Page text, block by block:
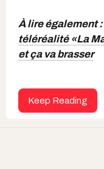
À lire également :
téléréalité «La
et ça va brasser
Keep Reading